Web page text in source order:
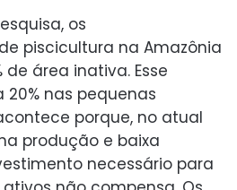
os
piscicultura na Amazônia
de área inativa. Esse
nas pequenas
porque, no atual
produção e baixa
necessário para